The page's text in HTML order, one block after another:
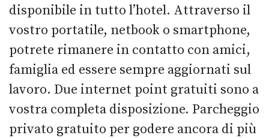
disponibile in tutto l’hotel. Attraverso il
vostro portatile, netbook o smartphone,
potrete rimanere in contatto con amici,
famiglia ed essere sempre aggiornati sul
lavoro. Due internet point gratuiti sono a
vostra completa disposizione. Parcheggio
privato gratuito per godere ancora di più